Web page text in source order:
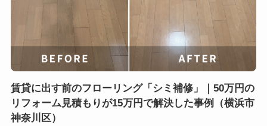
賃貸に出す前のフローリング「シミ補修」｜50万円の
リフォーム見積もりが15万円で解決した事例（横浜市
神奈川区）